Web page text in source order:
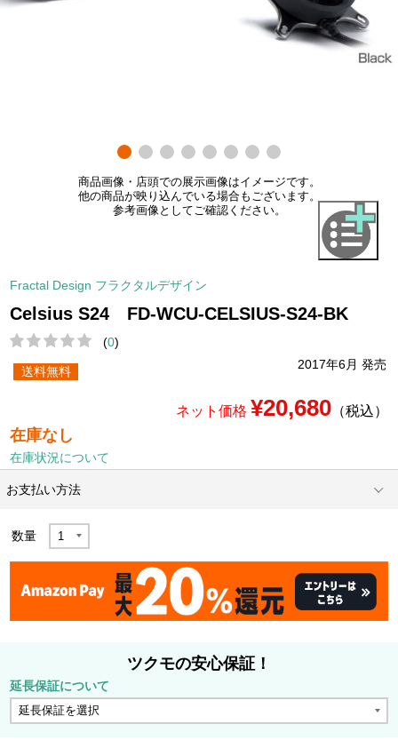
商品画像・店頭での展示画像はイメージです。
他の商品が映り込んでいる場合もございます。
参考画像としてご確認ください。
Fractal Design フラクタルデザイン
Celsius S24 FD-WCU-CELSIUS-S24-BK
(0)
2017年6月 発売
送料無料
ネット価格 ¥20,680（税込）
在庫なし
在庫状況について
お支払い方法
数量
ツクモの安心保証！
延長保証について